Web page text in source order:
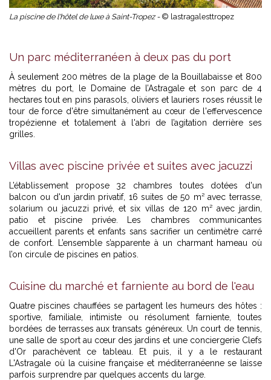
La piscine de l'hôtel de luxe à Saint-Tropez - © lastragalesttropez
Un parc méditerranéen à deux pas du port
À seulement 200 mètres de la plage de la Bouillabaisse et 800
mètres du port, le Domaine de l’Astragale et son parc de 4
hectares tout en pins parasols, oliviers et lauriers roses réussit le
tour de force d'être simultanément au cœur de l'effervescence
tropézienne et totalement à l'abri de l’agitation derrière ses
grilles.
Villas avec piscine privée et suites avec jacuzzi
L’établissement propose 32 chambres toutes dotées d'un
balcon ou d'un jardin privatif, 16 suites de 50 m² avec terrasse,
solarium ou jacuzzi privé, et six villas de 120 m² avec jardin,
patio et piscine privée. Les chambres communicantes
accueillent parents et enfants sans sacrifier un centimètre carré
de confort. L’ensemble s’apparente à un charmant hameau où
l’on circule de piscines en patios.
Cuisine du marché et farniente au bord de l'eau
Quatre piscines chauffées se partagent les humeurs des hôtes :
sportive, familiale, intimiste ou résolument farniente, toutes
bordées de terrasses aux transats généreux. Un court de tennis,
une salle de sport au cœur des jardins et une conciergerie Clefs
d'Or parachèvent ce tableau. Et puis, il y a le restaurant
L'Astragale où la cuisine française et méditerranéenne se laisse
parfois surprendre par quelques accents du large.